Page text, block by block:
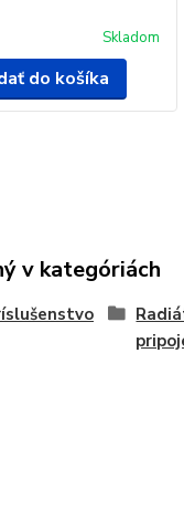
Skladom
do košíka
v kategóriách